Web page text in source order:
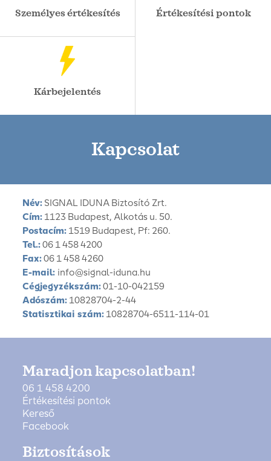
Személyes értékesítés Értékesítési pontok
Kárbejelentés
Kapcsolat
Név: SIGNAL IDUNA Biztosító Zrt.
Cím: 1123 Budapest, Alkotás u. 50.
Postacím: 1519 Budapest, Pf: 260.
Tel.:06 1 458 4200
Fax:06 1 458 4260
E-mail: info@signal-iduna.hu
Cégjegyzékszám:01-10-042159
Adószám: 10828704-2-44
Statisztikai szám: 10828704-6511-114-01
Maradjon kapcsolatban!
06 1 458 4200
Értékesítési pontok
Kereső
Facebook
Biztosítások